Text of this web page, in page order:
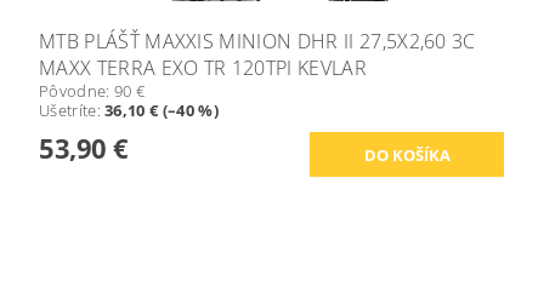
MTB PLÁŠŤ MAXXIS MINION DHR II 27,5X2,60 3C
MAXX TERRA EXO TR 120TPI KEVLAR
Pôvodne: 90 €
Ušetríte:36,10 € (–40 %)
53,90 €